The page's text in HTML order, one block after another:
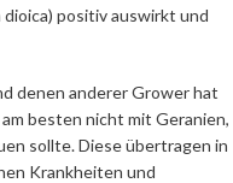
positiv auswirkt und
denen anderer Grower hat
besten nicht mit Geranien,
sollte. Diese übertragen in
Krankheiten und